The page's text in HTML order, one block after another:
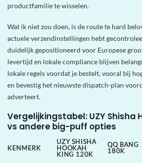
productfamilie te wisselen.
Wat ik niet zou doen, is de route te hard
actuele verzendinstellingen hebt
duidelijk gepositioneerd voor Europese
levertijd en lokale compliance blijven
lokale regels voordat je bestelt, vooral bij
en bevestig het nieuwste dispatch-plan
adverteert.
Vergelijkingstabel: UZY Shisha
vs andere big-puff opties
KENMERK
UZY SHISHA
HOOKAH
KING 120K
QQ BANG
180K